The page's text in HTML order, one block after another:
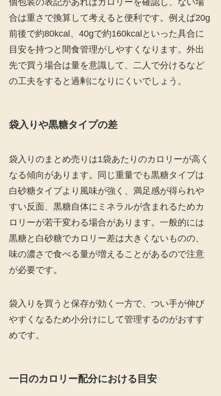
個包装の表記があればカロリーを確認し、ない場
合は重さで換算して考えると便利です。例えば20g
前後で約80kcal、40gで約160kcalといった具合に
目安を持つと間食管理がしやすくなります。外出
先で買う場合は量を意識して、二人で分けるなど
の工夫をすると過剰になりにくいでしょう。
袋入りや黒糖タイプの差
袋入りのまとめ売りは1袋あたりのカロリーが高く
なる傾向があります。同じ重量でも黒糖タイプは
白砂糖タイプより風味が強く、満足感が得られや
すい反面、黒糖自体にミネラルが含まれるためカ
ロリーが若干変わる場合があります。一般的には
黒糖と白砂糖でカロリー差は大きくないものの、
味の濃さで食べる量が増えることがあるので注意
が必要です。
袋入りを買うと保存が効く一方で、つい手が伸び
やすくなるため小分けにして管理するのがおすす
めです。
一日のカロリー配分における目安